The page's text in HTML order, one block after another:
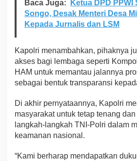
Baca Juga:
Ketua DPD PPWI
Songo, Desak Menteri Desa
Kepada Jurnalis dan LSM
Kapolri menambahkan, pihaknya
akses bagi lembaga seperti
HAM untuk memantau jalannya
sebagai bentuk transparansi
Di akhir pernyataannya, Kapolri
masyarakat untuk tetap tenang
langkah-langkah TNI-Polri dalam
keamanan nasional.
“Kami berharap mendapatkan